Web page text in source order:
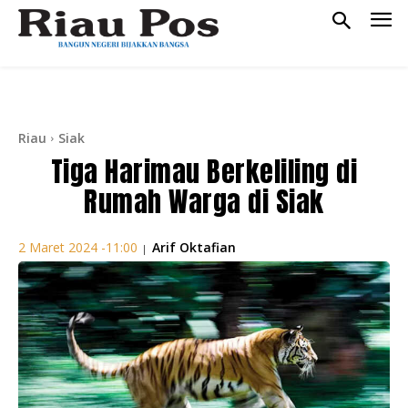
Riau Siak
Tiga Harimau Berkeliling di
Rumah Warga di Siak
2 Maret 2024 -11:00 | Arif Oktafian